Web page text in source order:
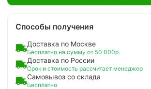
Способы получения
Доставка по Москве
Бесплатно на сумму от 50 000р.
Доставка по России
Срок и стоимость рассчитает менеджер
Самовывоз со склада
Бесплатно